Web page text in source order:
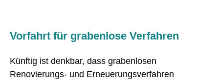
Vorfahrt für grabenlose Verfahren
Künftig ist denkbar, dass grabenlosen
Renovierungs- und Erneuerungsverfahren